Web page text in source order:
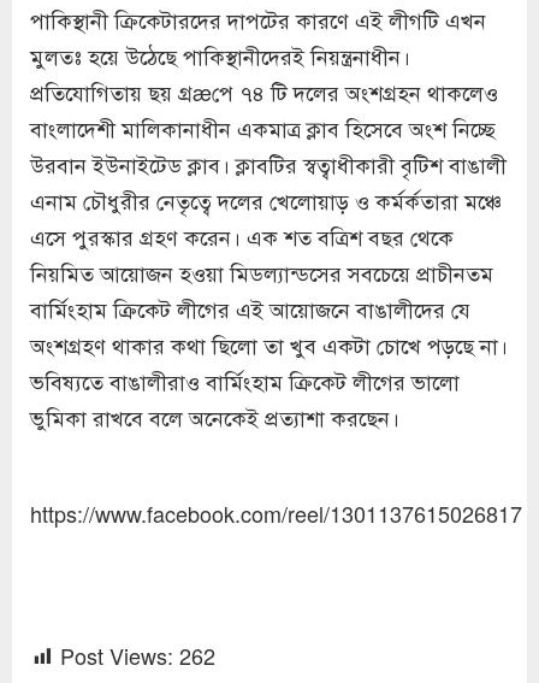
পাকিস্থানী ক্রিকেটারদের দাপটের কারণে এই লীগটি এখন
মুলতঃ হয়ে উঠেছে পাকিস্থানীদেরই নিয়ন্ত্রনাধীন।
প্রতিযোগিতায় ছয় গ্রæপে ৭৪ টি দলের অংশগ্রহন থাকলেও
বাংলাদেশী মালিকানাধীন একমাত্র ক্লাব হিসেবে অংশ নিচ্ছে
উরবান ইউনাইটেড ক্লাব। ক্লাবটির স্বত্বাধীকারী বৃটিশ বাঙালী
এনাম চৌধুরীর নেতৃত্বে দলের খেলোয়াড় ও কর্মর্কতারা মঞ্চে
এসে পুরস্কার গ্রহণ করেন। এক শত বত্রিশ বছর থেকে
নিয়মিত আয়োজন হওয়া মিডল্যান্ডসের সবচেয়ে প্রাচীনতম
বার্মিংহাম ক্রিকেট লীগের এই আয়োজনে বাঙালীদের যে
অংশগ্রহণ থাকার কথা ছিলো তা খুব একটা চোখে পড়ছে না।
ভবিষ্যতে বাঙালীরাও বার্মিংহাম ক্রিকেট লীগের ভালো
ভুমিকা রাখবে বলে অনেকেই প্রত্যাশা করছেন।
https://www.facebook.com/reel/1301137615026817
Post Views: 262